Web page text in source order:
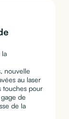
nouvelle
au laser
touches pour
de
de la